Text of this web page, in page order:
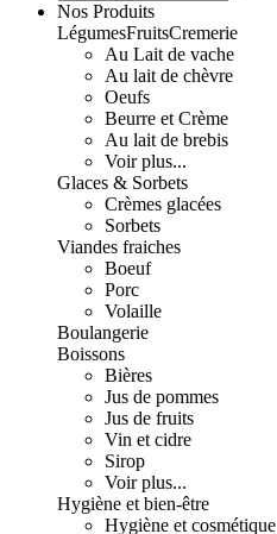
Nos Produits
LégumesFruitsCremerie
Au Lait de vache
Au lait de chèvre
Oeufs
Beurre et Crème
Au lait de brebis
Voir plus...
Glaces & Sorbets
Crèmes glacées
Sorbets
Viandes fraiches
Boeuf
Porc
Volaille
Boulangerie
Boissons
Bières
Jus de pommes
Jus de fruits
Vin et cidre
Sirop
Voir plus...
Hygiène et bien-être
Hygiène et cosmétique